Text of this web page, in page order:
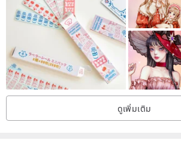
ดูเพิ่มเติม